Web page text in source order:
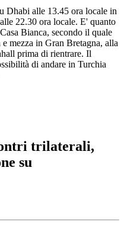
Dhabi alle 13.45 ora locale in
22.30 ora locale. E' quanto
Bianca, secondo il quale
mezza in Gran Bretagna, alla
prima di rientrare. Il
di andare in Turchia
trilaterali,
su